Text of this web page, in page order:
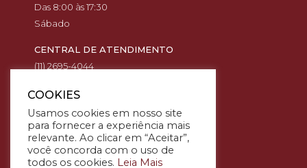
Das 8:00 às 17:30
Sábado
CENTRAL DE ATENDIMENTO
(11) 2695-4044
(11) 99394-3291
(11) 94586-6696
POLÍTICAS
Termos de uso
COOKIES
Usamos cookies em nosso site
para fornecer a experiência mais
relevante. Ao clicar em “Aceitar”,
você concorda com o uso de
todos os cookies. Leia Mais